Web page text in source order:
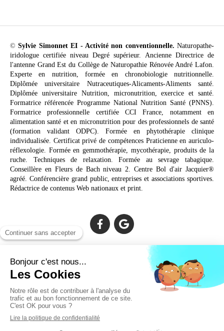
©Sylvie Simonnet EI - Activité non conventionnelle. Naturopathe-
iridologue certifiée niveau Degré supérieur. Ancienne Directrice de
l'antenne Grand Est du Collège de Naturopathie Rénovée André Lafon.
Experte en nutrition, formée en chronobiologie nutritionnelle.
Diplômée universitaire Nutraceutiques-Alicaments-Aliments santé.
Diplômée universitaire Nutrition, micronutrition, exercice et santé.
Formatrice référencée Programme National Nutrition Santé (PNNS).
Formatrice professionnelle certifiée CCI France, notamment en
alimentation santé et en micronutrition pour des professionnels de santé
(formation validant ODPC). Formée en phytothérapie clinique
individualisée. Certificat privé de compétences Praticienne en auriculo-
réflexologie. Formée en gemmothérapie, mycothérapie, produits de la
ruche. Techniques de relaxation. Formée au sevrage tabagique.
Conseillère en Fleurs de Bach niveau 2. Centre Bol d'air Jacquier®
agréé. Conférencière grand public, entreprises et associations sportives.
Rédactrice de contenus Web nationaux et print.
Cabinet facilement accessible depuis :
Lechiagat, Treffiagat, Lesconil, Loctudy, Plobannalec, Fouesnant,
Plomeur, Pont L'Abbé, Quimper, Bénodet, Concarneau,
Douarnenez, Crozon, Rosporden, Pont-Aven, Brest, Landerneau